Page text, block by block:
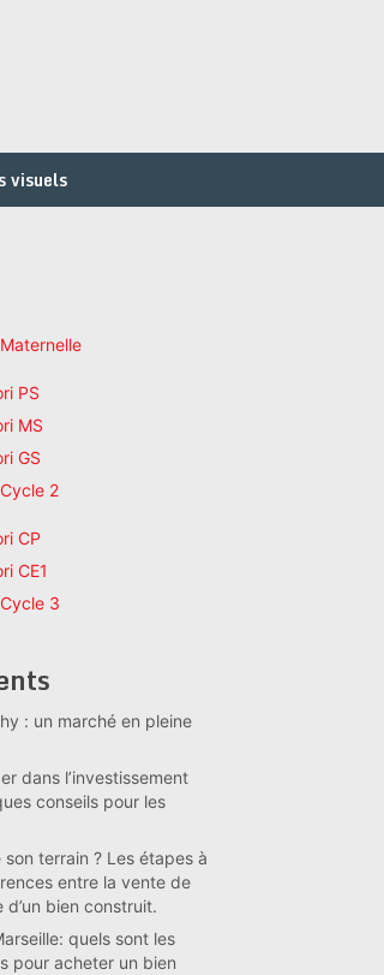
visuels
PS
MS
GS
2
CP
CE1
3
: un marché en pleine
dans l’investissement
conseils pour les
terrain ? Les étapes à
entre la vente de
bien construit.
quels sont les
pour acheter un bien